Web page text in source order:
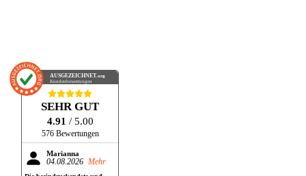
AUSGEZEICHNET.org
Kundenbewertungen
SEHR GUT
4.91 / 5.00
576 Bewertungen
Marianna
04.08.2026 Mehr